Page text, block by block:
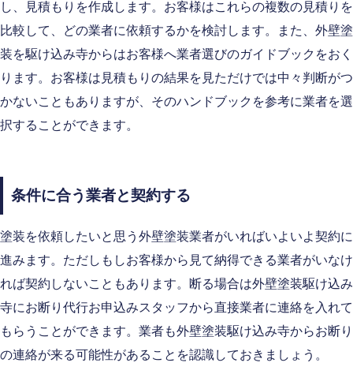
し、見積もりを作成します。お客様はこれらの複数の見積りを
比較して、どの業者に依頼するかを検討します。また、外壁塗
装を駆け込み寺からはお客様へ業者選びのガイドブックをおく
ります。お客様は見積もりの結果を見ただけでは中々判断がつ
かないこともありますが、そのハンドブックを参考に業者を選
択することができます。
条件に合う業者と契約する
塗装を依頼したいと思う外壁塗装業者がいればいよいよ契約に
進みます。ただしもしお客様から見て納得できる業者がいなけ
れば契約しないこともあります。断る場合は外壁塗装駆け込み
寺にお断り代行お申込みスタッフから直接業者に連絡を入れて
もらうことができます。業者も外壁塗装駆け込み寺からお断り
の連絡が来る可能性があることを認識しておきましょう。